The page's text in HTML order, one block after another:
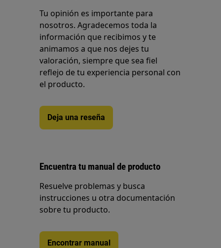
Tu opinión es importante para
nosotros. Agradecemos toda la
información que recibimos y te
animamos a que nos dejes tu
valoración, siempre que sea fiel
reflejo de tu experiencia personal con
el producto.
Deja una reseña
Encuentra tu manual de producto
Resuelve problemas y busca
instrucciones u otra documentación
sobre tu producto.
Encontrar manual